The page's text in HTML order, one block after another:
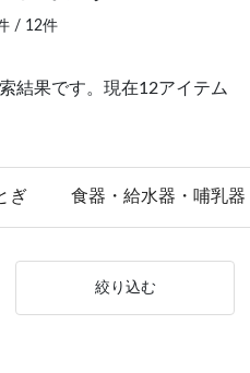
/ 12件
結果です。現在12アイテム
ぎ 食器・給水器・哺乳器
絞り込む